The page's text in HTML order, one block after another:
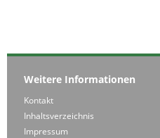
Weitere Informationen
Kontakt
Inhaltsverzeichnis
Impressum